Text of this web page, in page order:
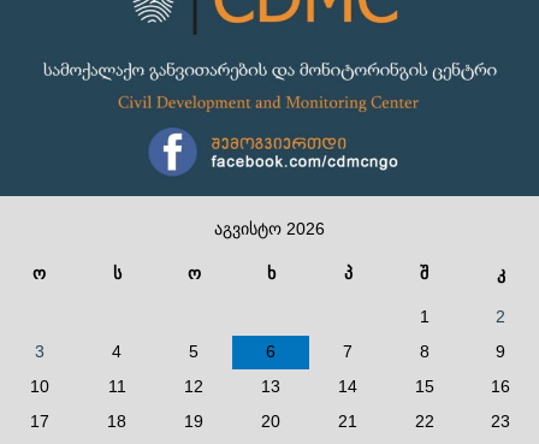
აგვისტო 2026
ო ს ო ხ პ შ კ
1
2
3
4 5 6 7 8
9
10
11 12 13 14 15
16
17
18 19 20 21 22
23